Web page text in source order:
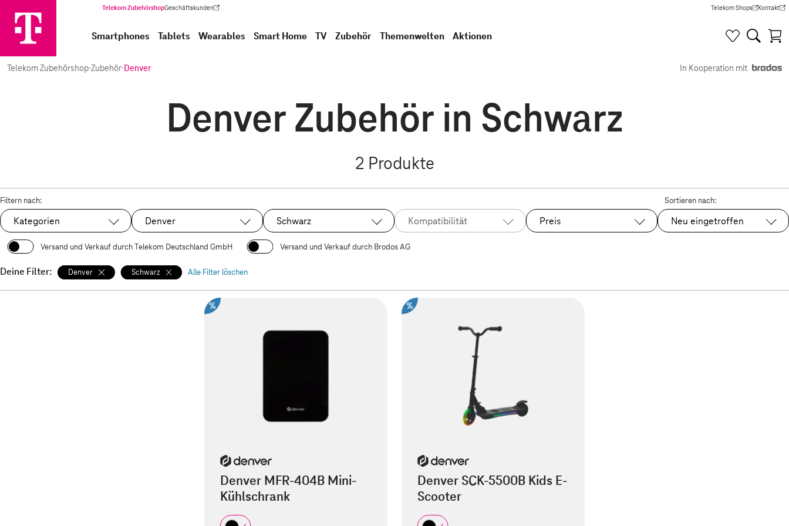
Telekom ZubehörshopGeschäftskunden
(Wird in einem neuen Tab geöffnet) Telekom Shops
(Wird in einem neuen Tab
Kontakt
(Wird in
Smartphones Tablets Wearables Smart Home TV Zubehör Themenwelten Aktionen
Telekom Zubehörshop·Zubehör·Denver In Kooperation mit
Denver Zubehör in Schwarz
2 Produkte
Filtern nach:
Kategorien Ausgewählt:
Denver Ausgewählt:
Schwarz Kompatibilität Preis
Sortieren nach:
Ausgewählt:
Neu eingetroffen
Versand und Verkauf durch Telekom Deutschland GmbH Versand und Verkauf durch Brodos AG
Deine Filter: Denver Schwarz Alle Filter löschen
%
Denver MFR-404B Mini-
Kühlschrank
%
Denver SCK-5500B Kids E-
Scooter